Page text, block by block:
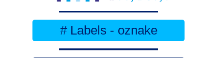
# Labels - oznake